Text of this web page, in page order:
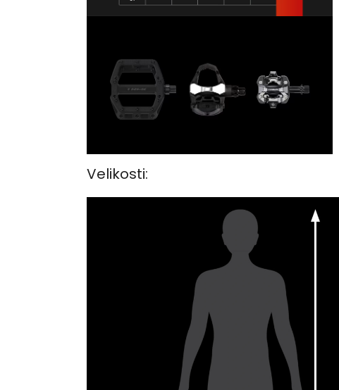
Velikosti: